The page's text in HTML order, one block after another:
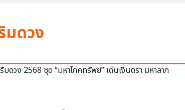
มดวง